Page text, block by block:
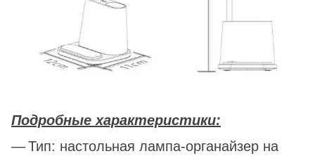
Подробные характеристики:
Тип: настольная лампа-органайзер на